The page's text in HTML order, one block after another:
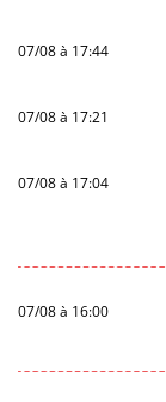
07/08 à 17:44
07/08 à 17:21
07/08 à 17:04
07/08 à 16:00